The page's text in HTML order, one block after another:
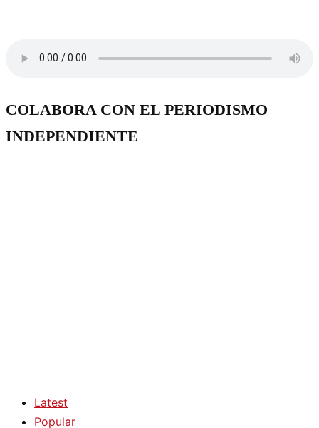
COLABORA CON EL PERIODISMO
INDEPENDIENTE
Latest
Popular